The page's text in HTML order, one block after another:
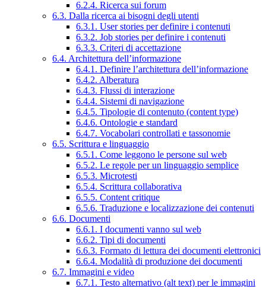
6.2.4. Ricerca sui forum
6.3. Dalla ricerca ai bisogni degli utenti
6.3.1. User stories per definire i contenuti
6.3.2. Job stories per definire i contenuti
6.3.3. Criteri di accettazione
6.4. Architettura dell’informazione
6.4.1. Definire l’architettura dell’informazione
6.4.2. Alberatura
6.4.3. Flussi di interazione
6.4.4. Sistemi di navigazione
6.4.5. Tipologie di contenuto (content type)
6.4.6. Ontologie e standard
6.4.7. Vocabolari controllati e tassonomie
6.5. Scrittura e linguaggio
6.5.1. Come leggono le persone sul web
6.5.2. Le regole per un linguaggio semplice
6.5.3. Microtesti
6.5.4. Scrittura collaborativa
6.5.5. Content critique
6.5.6. Traduzione e localizzazione dei contenuti
6.6. Documenti
6.6.1. I documenti vanno sul web
6.6.2. Tipi di documenti
6.6.3. Formato di lettura dei documenti elettronici
6.6.4. Modalità di produzione dei documenti
6.7. Immagini e video
6.7.1. Testo alternativo (alt text) per le immagini